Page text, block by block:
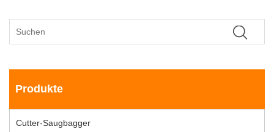
Produkte
Cutter-Saugbagger